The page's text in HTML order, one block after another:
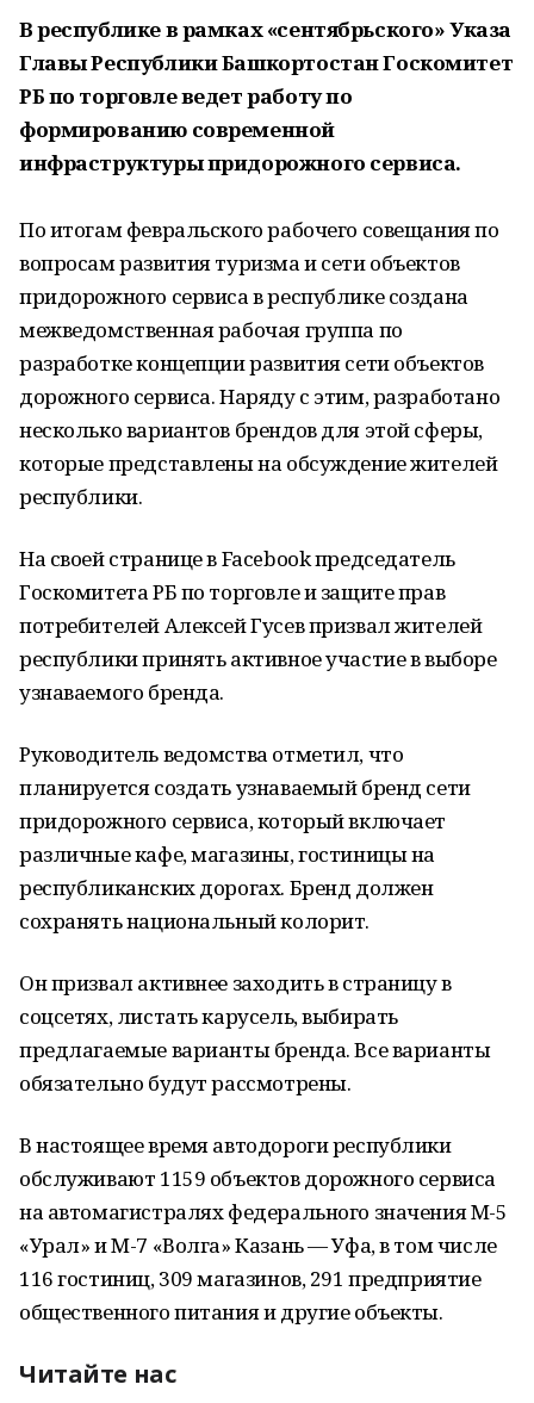
В республике в рамках «сентябрьского» Указа
Главы Республики Башкортостан Госкомитет
РБ по торговле ведет работу по
формированию современной
инфраструктуры придорожного сервиса.
По итогам февральского рабочего совещания по
вопросам развития туризма и сети объектов
придорожного сервиса в республике создана
межведомственная рабочая группа по
разработке концепции развития сети объектов
дорожного сервиса. Наряду с этим, разработано
несколько вариантов брендов для этой сферы,
которые представлены на обсуждение жителей
республики.
На своей странице в Facebook председатель
Госкомитета РБ по торговле и защите прав
потребителей Алексей Гусев призвал жителей
республики принять активное участие в выборе
узнаваемого бренда.
Руководитель ведомства отметил, что
планируется создать узнаваемый бренд сети
придорожного сервиса, который включает
различные кафе, магазины, гостиницы на
республиканских дорогах. Бренд должен
сохранять национальный колорит.
Он призвал активнее заходить в страницу в
соцсетях, листать карусель, выбирать
предлагаемые варианты бренда. Все варианты
обязательно будут рассмотрены.
В настоящее время автодороги республики
обслуживают 1159 объектов дорожного сервиса
на автомагистралях федерального значения М-5
«Урал» и М-7 «Волга» Казань — Уфа, в том числе
116 гостиниц, 309 магазинов, 291 предприятие
общественного питания и другие объекты.
Читайте нас